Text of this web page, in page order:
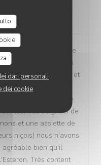
dati personali
dei cookie
une amie de longue
et la Capeline qui
le serveur Benjamin et
et mon amie
bise. Avec une petite
des beignets de
et une assiette de
niçois) nous n'avons
agréable bien qu'il
Très content